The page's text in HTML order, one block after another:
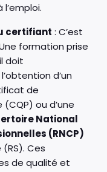
certifiant : C’est
formation prise
doit
d’un
de
ou d’une
National
(RNCP)
Ces
de qualité et